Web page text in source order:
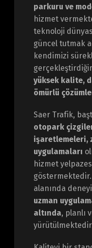
parkuru ve
hizmet
teknoloji
güncel tutmak
kendimizi
yüksek kalite,
ömürlü
Saer Trafik,
otopark
işaretlemeleri,
uygulamaları
hizmet
göstermektedir.
alanında
uzman
altında, planlı